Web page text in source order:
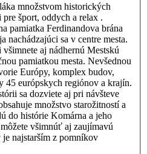
množstvom historických
šport, oddych a relax .
pamiatka Ferdinandova brána
nachádzajúci sa v centre mesta.
aj nádhernú Mestskú
pamiatkou mesta. Nevšednou
Európy, komplex budov,
45 európskych regiónov a krajín.
sa dozviete aj pri návšteve
množstvo starožitností a
do histórie Komárna a jeho
všimnúť aj zaujímavú
najstarším z pomníkov